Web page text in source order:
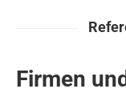
Firmen